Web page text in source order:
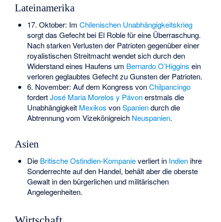
Lateinamerika
17. Oktober: Im Chilenischen Unabhängigkeitskrieg
sorgt das Gefecht bei El Roblefür eine Überraschung.
Nach starken Verlusten der Patrioten gegenüber einer
royalistischen Streitmacht wendet sich durch den
Widerstand eines Haufens um Bernardo O’Higgins ein
verloren geglaubtes Gefecht zu Gunsten der Patrioten.
6. November: Auf dem Kongress vonChilpancingo
fordertJosé Maria Morelos y Pávonerstmals die
Unabhängigkeit Mexikos vonSpaniendurch die
Abtrennung vom Vizekönigreich Neuspanien.
Asien
Die Britische Ostindien-Kompanieverliert in Indienihre
Sonderrechte auf den Handel, behält aber die oberste
Gewalt in den bürgerlichen und militärischen
Angelegenheiten.